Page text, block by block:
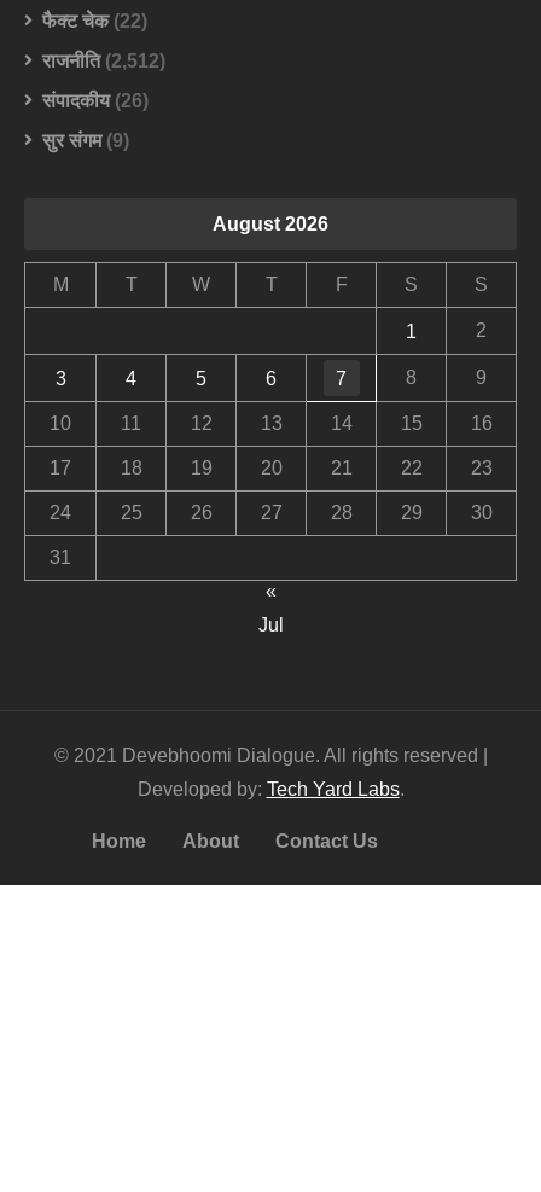
फैक्ट चेक(22)
राजनीति(2,512)
संपादकीय(26)
सुर संगम(9)
August 2026
M T W T F S S
1 2
3 4 5 6 7 8 9
10 11 12 13 14 15 16
17 18 19 20 21 22 23
24 25 26 27 28 29 30
31
«
Jul
© 2021 Devebhoomi Dialogue. All rights reserved |
Developed by: Tech Yard Labs.
Home About Contact Us